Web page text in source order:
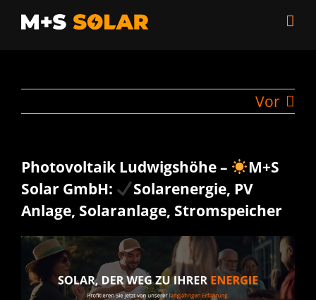
Zum
Inhalt
Vor
Photovoltaik Ludwigshöhe –
M+S
Solar GmbH:
Solarenergie, PV
Anlage, Solaranlage, Stromspeicher